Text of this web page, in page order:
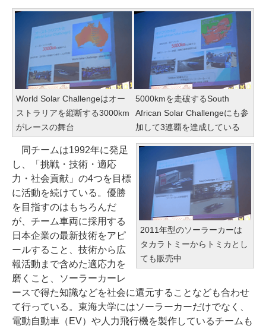
World Solar Challengeはオー
ストラリアを縦断する3000km
がレースの舞台
5000kmを走破するSouth
African Solar Challengeにも参
加して3連覇を達成している
2011年型のソーラーカーは
タカラトミーからトミカとし
ても販売中
同チームは1992年に発足
し、「挑戦・技術・適応
力・社会貢献」の4つを目標
に活動を続けている。優勝
を目指すのはもちろんだ
が、チーム車両に採用する
日本企業の最新技術をアピ
ールすること、技術から広
報活動まで含めた適応力を
磨くこと、ソーラーカーレ
ースで得た知識などを社会に還元することなども合わせ
て行っている。東海大学にはソーラーカーだけでなく、
電動自動車（EV）や人力飛行機を製作しているチームも